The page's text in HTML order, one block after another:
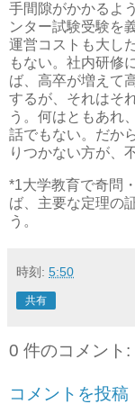
手間隙がかかるよ
ンター試験受験を
運営コストも大し
もない。社内研修
ば、高卒が増えて
するが、それはそ
う。何はともあれ
話でもない。だか
りつかない方が、
*1大学教育で奇問
ば、主要な定理の
う。
時刻: 5:50
共有
0 件のコメント:
コメントを投稿